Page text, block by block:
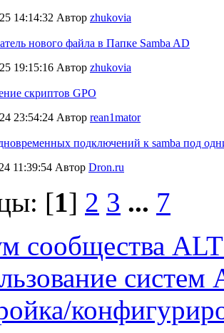
14:14:32 Автор zhukovia
нового файла в Папке Samba AD
19:15:16 Автор zhukovia
скриптов GPO
23:54:24 Автор rean1mator
подключений к samba под
11:39:54 Автор Dron.ru
[1] 2 3 ... 7
сообщества
систем